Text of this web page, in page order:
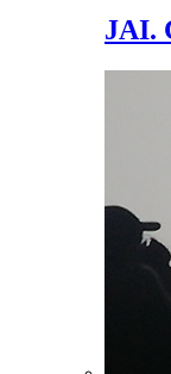
JAI.